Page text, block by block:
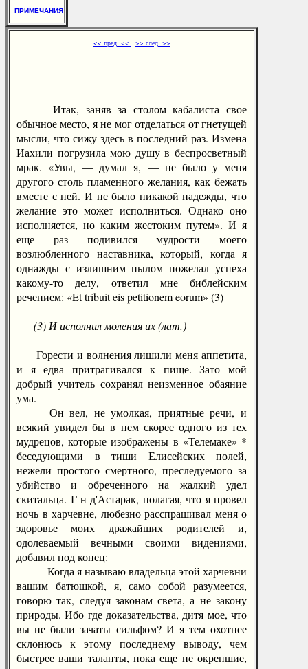
ПРИМЕЧАНИЯ
<< пред. << >> след. >>
Итак, заняв за столом кабалиста свое
обычное место, я не мог отделаться от гнетущей
мысли, что сижу здесь в последний раз. Измена
Иахили погрузила мою душу в беспросветный
мрак. «Увы, — думал я, — не было у меня
другого столь пламенного желания, как бежать
вместе с ней. И не было никакой надежды, что
желание это может исполниться. Однако оно
исполняется, но каким жестоким путем». И я
еще раз подивился мудрости моего
возлюбленного наставника, который, когда я
однажды с излишним пылом пожелал успеха
какому-то делу, ответил мне библейским
речением: «Et tribuit eis petitionem eorum» (3)
(3) И исполнил моления их (лат.)
Горести и волнения лишили меня аппетита,
и я едва притрагивался к пище. Зато мой
добрый учитель сохранял неизменное обаяние
ума.
Он вел, не умолкая, приятные речи, и
всякий увидел бы в нем скорее одного из тех
мудрецов, которые изображены в «Телемаке» *
беседующими в тиши Елисейских полей,
нежели простого смертного, преследуемого за
убийство и обреченного на жалкий удел
скитальца. Г-н д'Астарак, полагая, что я провел
ночь в харчевне, любезно расспрашивал меня о
здоровье моих дражайших родителей и,
одолеваемый вечными своими видениями,
добавил под конец:
— Когда я называю владельца этой харчевни
вашим батюшкой, я, само собой разумеется,
говорю так, следуя законам света, а не закону
природы. Ибо где доказательства, дитя мое, что
вы не были зачаты сильфом? И я тем охотнее
склонюсь к этому последнему выводу, чем
быстрее ваши таланты, пока еще не окрепшие,